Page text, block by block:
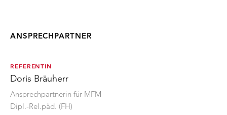
ANSPRECHPARTNER
REFERENTIN
Doris Bräuherr
Ansprechpartnerin für MFM
Dipl.-Rel.päd. (FH)